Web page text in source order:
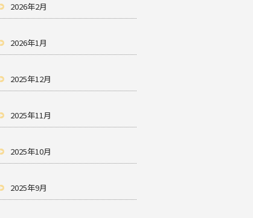
2026年2月
2026年1月
2025年12月
2025年11月
2025年10月
2025年9月